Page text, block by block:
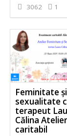
3062 1
Feminitate și
sexualitate
terapeut
Călina
caritabil